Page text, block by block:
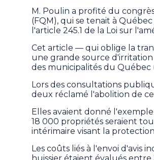
M. Poulin a profité du
(FQM), qui se tenait à
l'article 245.1 de la Loi sur
Cet article — qui oblige la
une grande source
des municipalités du Québec
Lors des consultations
deux réclamé l'abolition de
Elles avaient donné
18 000 propriétés seraient
intérimaire visant la
Les coûts liés à l'envoi d'avis